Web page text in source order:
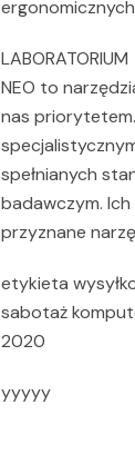
LABORATORIUM
NEO to
nas
spełnianych
badawczym.
przyznane
etykieta
sabotaż
2020
yyyyy